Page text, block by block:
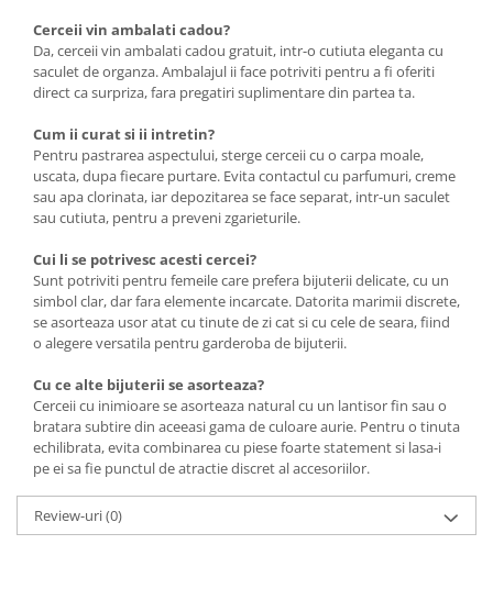
Cerceii vin ambalati cadou?
Da, cerceii vin ambalati cadou gratuit, intr-o cutiuta eleganta cu
saculet de organza. Ambalajul ii face potriviti pentru a fi oferiti
direct ca surpriza, fara pregatiri suplimentare din partea ta.
Cum ii curat si ii intretin?
Pentru pastrarea aspectului, sterge cerceii cu o carpa moale,
uscata, dupa fiecare purtare. Evita contactul cu parfumuri, creme
sau apa clorinata, iar depozitarea se face separat, intr-un saculet
sau cutiuta, pentru a preveni zgarieturile.
Cui li se potrivesc acesti cercei?
Sunt potriviti pentru femeile care prefera bijuterii delicate, cu un
simbol clar, dar fara elemente incarcate. Datorita marimii discrete,
se asorteaza usor atat cu tinute de zi cat si cu cele de seara, fiind
o alegere versatila pentru garderoba de bijuterii.
Cu ce alte bijuterii se asorteaza?
Cerceii cu inimioare se asorteaza natural cu un lantisor fin sau o
bratara subtire din aceeasi gama de culoare aurie. Pentru o tinuta
echilibrata, evita combinarea cu piese foarte statement si lasa-i
pe ei sa fie punctul de atractie discret al accesoriilor.
Review-uri(0)